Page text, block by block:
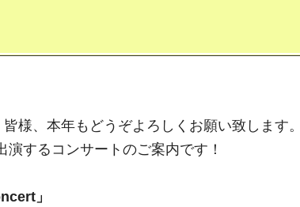
様、本年もどうぞよろしくお願い致します
するコンサートのご案内です！
」